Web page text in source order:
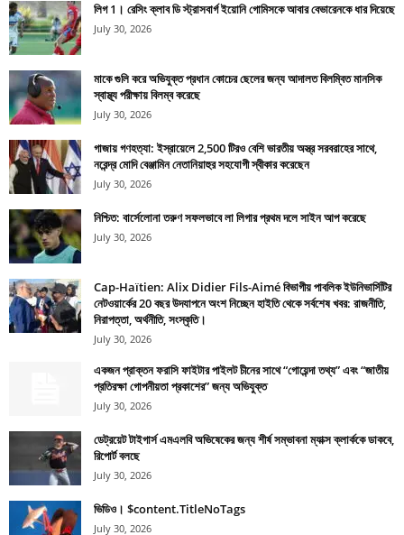
লিগ 1। রেসিং ক্লাব ডি স্ট্রাসবার্গ ইয়োনি গোমিসকে আবার বেভারেনকে ধার দিয়েছে
July 30, 2026
মাকে গুলি করে অভিযুক্ত প্রধান কোচের ছেলের জন্য আদালত বিলম্বিত মানসিক
স্বাস্থ্য পরীক্ষায় বিলম্ব করেছে
July 30, 2026
গাজায় গণহত্যা: ইস্রায়েলে 2,500 টিরও বেশি ভারতীয় অস্ত্র সরবরাহের সাথে,
নরেন্দ্র মোদি বেঞ্জামিন নেতানিয়াহুর সহযোগী স্বীকার করেছেন
July 30, 2026
নিশ্চিত: বার্সেলোনা তরুণ সফলভাবে লা লিগার প্রথম দলে সাইন আপ করেছে
July 30, 2026
Cap-Haïtien: Alix Didier Fils-Aimé বিভাগীয় পাবলিক ইউনিভার্সিটির
নেটওয়ার্কের 20 বছর উদযাপনে অংশ নিচ্ছেন হাইতি থেকে সর্বশেষ খবর: রাজনীতি,
নিরাপত্তা, অর্থনীতি, সংস্কৃতি।
July 30, 2026
একজন প্রাক্তন ফরাসি ফাইটার পাইলট চীনের সাথে “গোয়েন্দা তথ্য” এবং “জাতীয়
প্রতিরক্ষা গোপনীয়তা প্রকাশের” জন্য অভিযুক্ত
July 30, 2026
ডেট্রয়েট টাইগার্স এমএলবি অভিষেকের জন্য শীর্ষ সম্ভাবনা ম্যাক্স ক্লার্ককে ডাকবে,
রিপোর্ট বলছে
July 30, 2026
ভিডিও। $content.TitleNoTags
July 30, 2026